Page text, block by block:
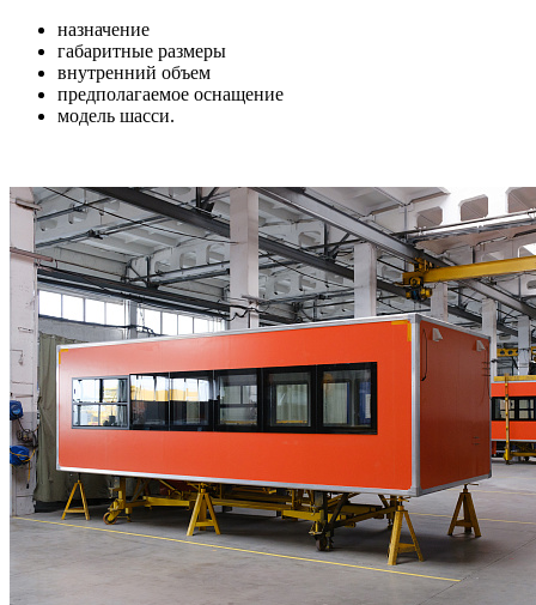
назначение
габаритные размеры
внутренний объем
предполагаемое оснащение
модель шасси.